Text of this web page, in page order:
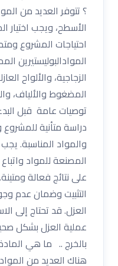
؟ تتوفر العديد من
الأسطح، ويجب اختيار
احتياجات المشروع
الموادالبوليستيرين
الزجاجية، والألواح
المضغوط والألياف،
توصيات عامة قبل
دراسة متأنية
والمواد المناسبة.
المصنعة للمواد
على نتائج فعالة
التثبيت وضمان عدم
العزل. قد تحتاج إلى
عملية العزل بشكل
بالخرج .. ما هي
هناك العديد من